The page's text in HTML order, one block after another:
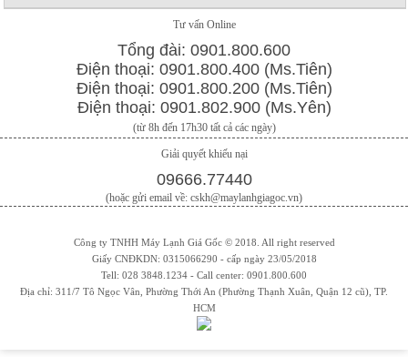
Tư vấn Online
Tổng đài: 0901.800.600
Điện thoại: 0901.800.400 (Ms.Tiên)
Điện thoại: 0901.800.200 (Ms.Tiên)
Điện thoại: 0901.802.900 (Ms.Yên)
(từ 8h đến 17h30 tất cả các ngày)
Giải quyết khiếu nại
09666.77440
(hoặc gửi email về: cskh@maylanhgiagoc.vn)
Công ty TNHH Máy Lạnh Giá Gốc © 2018. All right reserved
Giấy CNĐKDN: 0315066290 - cấp ngày 23/05/2018
Tell: 028 3848.1234 - Call center: 0901.800.600
Địa chỉ: 311/7 Tô Ngọc Vân, Phường Thới An (Phường Thạnh Xuân, Quận 12 cũ), TP.
HCM